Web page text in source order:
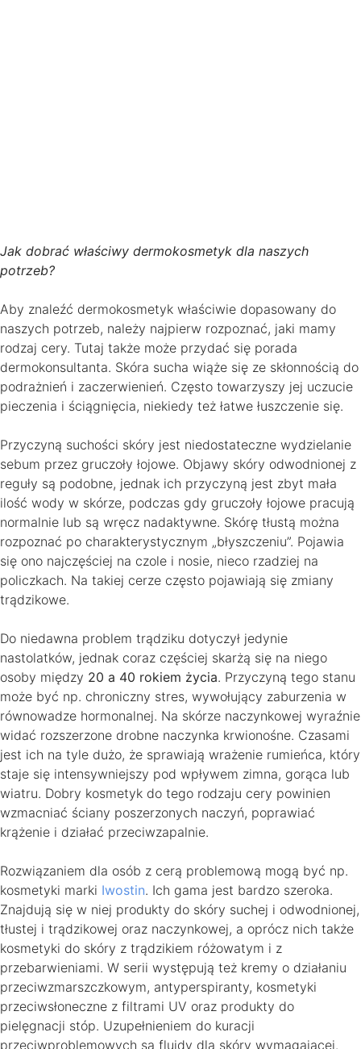
Jak dobrać właściwy dermokosmetyk dla naszych
potrzeb?
Aby znaleźć dermokosmetyk właściwie dopasowany do
naszych potrzeb, należy najpierw rozpoznać, jaki mamy
rodzaj cery. Tutaj także może przydać się porada
dermokonsultanta. Skóra sucha wiąże się ze skłonnością do
podrażnień i zaczerwienień. Często towarzyszy jej uczucie
pieczenia i ściągnięcia, niekiedy też łatwe łuszczenie się.
Przyczyną suchości skóry jest niedostateczne wydzielanie
sebum przez gruczoły łojowe. Objawy skóry odwodnionej z
reguły są podobne, jednak ich przyczyną jest zbyt mała
ilość wody w skórze, podczas gdy gruczoły łojowe pracują
normalnie lub są wręcz nadaktywne. Skórę tłustą można
rozpoznać po charakterystycznym „błyszczeniu”. Pojawia
się ono najczęściej na czole i nosie, nieco rzadziej na
policzkach. Na takiej cerze często pojawiają się zmiany
trądzikowe.
Do niedawna problem trądziku dotyczył jedynie
nastolatków, jednak coraz częściej skarżą się na niego
osoby między 20 a 40 rokiem życia. Przyczyną tego stanu
może być np. chroniczny stres, wywołujący zaburzenia w
równowadze hormonalnej. Na skórze naczynkowej wyraźnie
widać rozszerzone drobne naczynka krwionośne. Czasami
jest ich na tyle dużo, że sprawiają wrażenie rumieńca, który
staje się intensywniejszy pod wpływem zimna, gorąca lub
wiatru. Dobry kosmetyk do tego rodzaju cery powinien
wzmacniać ściany poszerzonych naczyń, poprawiać
krążenie i działać przeciwzapalnie.
Rozwiązaniem dla osób z cerą problemową mogą być np.
kosmetyki marki Iwostin. Ich gama jest bardzo szeroka.
Znajdują się w niej produkty do skóry suchej i odwodnionej,
tłustej i trądzikowej oraz naczynkowej, a oprócz nich także
kosmetyki do skóry z trądzikiem różowatym i z
przebarwieniami. W serii występują też kremy o działaniu
przeciwzmarszczkowym, antyperspiranty, kosmetyki
przeciwsłoneczne z filtrami UV oraz produkty do
pielęgnacji stóp. Uzupełnieniem do kuracji
przeciwproblemowych są fluidy dla skóry wymagającej.